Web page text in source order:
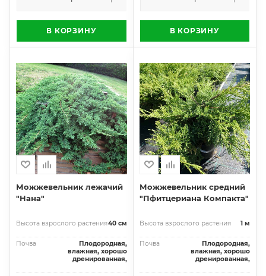
В КОРЗИНУ В КОРЗИНУ
Можжевельник лежачий
"Нана"
Высота взрослого растения40 см
Почва
Плодородная,
влажная, хорошо
дренированная,
Можжевельник средний
"Пфитцериана Компакта"
Высота взрослого растения 1 м
Почва
Плодородная,
влажная, хорошо
дренированная,